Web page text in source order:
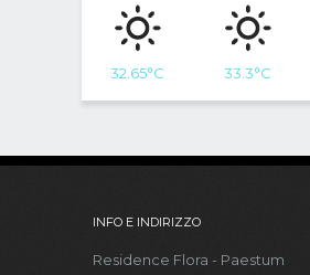
32.65°C 33.3°C
INFO E INDIRIZZO
Residence Flora - Paestum